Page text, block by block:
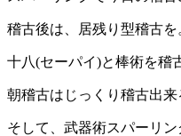
稽古後は、居残り型稽古を
十八(セーパイ)と棒術を稽
朝稽古はじっくり稽古出
そして、武器術スパーリン